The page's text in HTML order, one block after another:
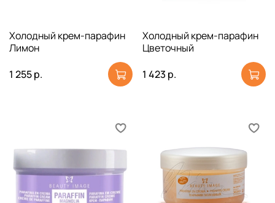
Холодный крем-парафин
Лимон
1 255 р.
Холодный крем-парафин
Цветочный
1 423 р.